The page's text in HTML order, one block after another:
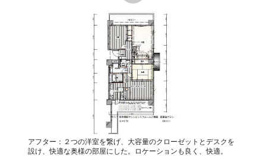
アフター：２つの洋室を繋げ、大容量のクローゼットとデスクを
設け、快適な奥様の部屋にした。ロケーションも良く、快適。